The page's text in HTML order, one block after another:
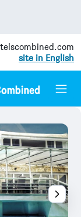
site in English